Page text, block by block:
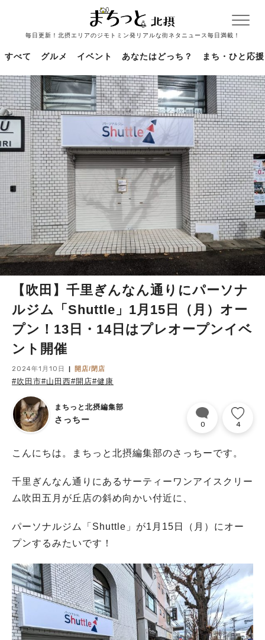
毎日更新！北摂エリアのジモトミン発リアルな街ネタニュース毎日満載！
すべて グルメ イベント あなたはどっち？ まち・ひと応援
【吹田】千里ぎんなん通りにパーソナ
ルジム「Shuttle」1月15日（月）オー
プン！13日・14日はプレオープンイベ
ント開催
2024年1月10日 開店/閉店
#吹田市#山田西#開店#健康
まちっと北摂編集部
さっちー 0 4
こんにちは。まちっと北摂編集部のさっちーです。
千里ぎんなん通りにあるサーティーワンアイスクリー
ム吹田五月が丘店の斜め向かい付近に、
パーソナルジム「Shuttle」が1月15日（月）にオー
プンするみたいです！